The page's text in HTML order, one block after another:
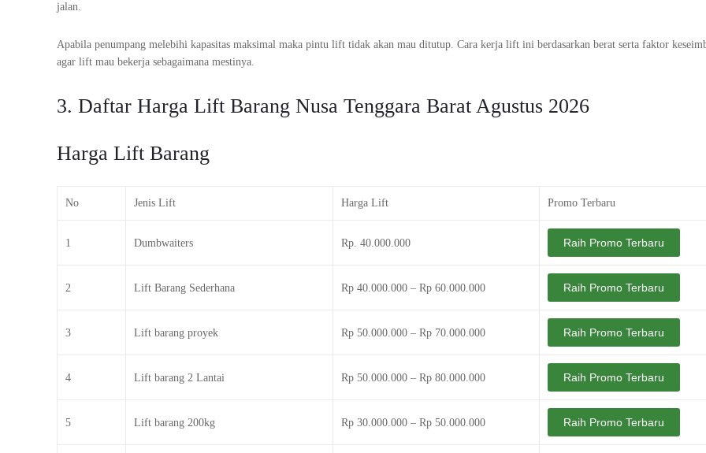
jalan.
Apabila penumpang melebihi kapasitas maksimal maka pintu lift tidak akan mau ditutup. Cara kerja lift ini berdasarkan berat serta faktor
agar lift mau bekerja sebagaimana mestinya.
3. Daftar Harga Lift Barang Nusa Tenggara Barat Agustus 2026
Harga Lift Barang
No Jenis Lift Harga Lift Promo Terbaru
1 Dumbwaiters Rp. 40.000.000 Raih Promo Terbaru
2 Lift Barang Sederhana Rp 40.000.000 – Rp 60.000.000 Raih Promo Terbaru
3 Lift barang proyek Rp 50.000.000 – Rp 70.000.000 Raih Promo Terbaru
4 Lift barang 2 Lantai Rp 50.000.000 – Rp 80.000.000 Raih Promo Terbaru
5 Lift barang 200kg Rp 30.000.000 – Rp 50.000.000 Raih Promo Terbaru